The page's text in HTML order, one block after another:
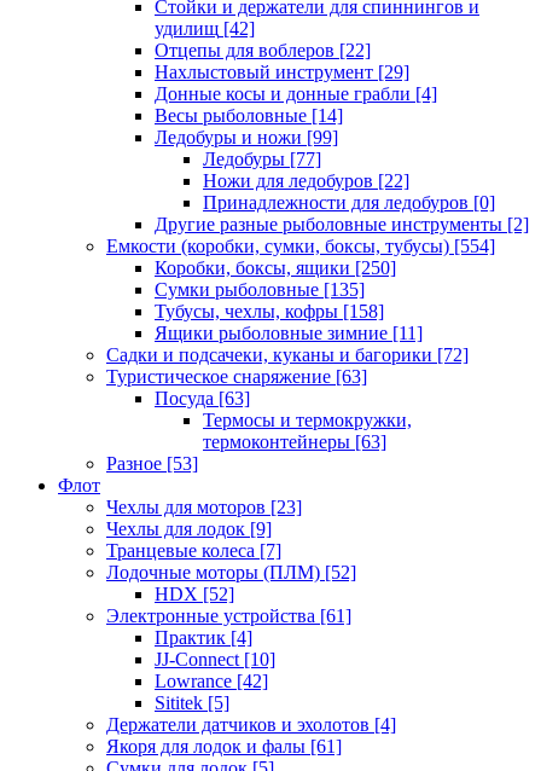
Стойки и держатели для спиннингов и
удилищ [42]
Отцепы для воблеров [22]
Нахлыстовый инструмент [29]
Донные косы и донные грабли [4]
Весы рыболовные [14]
Ледобуры и ножи [99]
Ледобуры [77]
Ножи для ледобуров [22]
Принадлежности для ледобуров [0]
Другие разные рыболовные инструменты [2]
Емкости (коробки, сумки, боксы, тубусы) [554]
Коробки, боксы, ящики [250]
Сумки рыболовные [135]
Тубусы, чехлы, кофры [158]
Ящики рыболовные зимние [11]
Садки и подсачеки, куканы и багорики [72]
Туристическое снаряжение [63]
Посуда [63]
Термосы и термокружки,
термоконтейнеры [63]
Разное [53]
Флот
Чехлы для моторов [23]
Чехлы для лодок [9]
Транцевые колеса [7]
Лодочные моторы (ПЛМ) [52]
HDX [52]
Электронные устройства [61]
Практик [4]
JJ-Connect [10]
Lowrance [42]
Sititek [5]
Держатели датчиков и эхолотов [4]
Якоря для лодок и фалы [61]